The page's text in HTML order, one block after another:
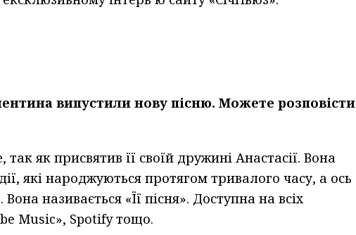
випустили нову пісню. Можете розповісти
як присвятив її своїй дружині Анастасії. Вона
які народжуються протягом тривалого часу, а ось
називається «Її пісня». Доступна на всіх
Music», Spotify тощо.